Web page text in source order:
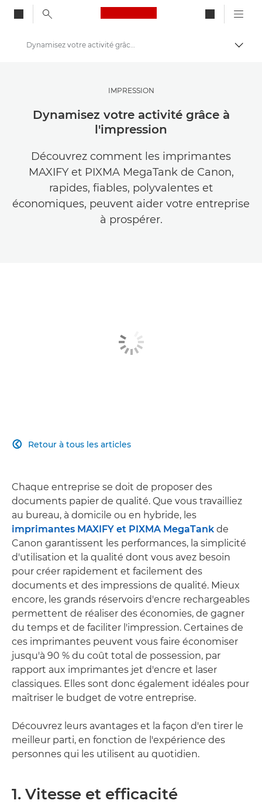
Canon Logo, back to
Trouvez l'inspiration | Conseils de photographie et d'impression et guides de l'acheteur
Des histoires à propos de photographie et de créativité
Dynamisez votre activité grâce à l'impression
IMPRESSION
Dynamisez votre activité grâce à
l'impression
Découvrez comment les imprimantes
MAXIFY et PIXMA MegaTank de Canon,
rapides, fiables, polyvalentes et
économiques, peuvent aider votre entreprise
à prospérer.
Retour à tous les articles

Chaque entreprise se doit de proposer des
documents papier de qualité. Que vous travailliez
au bureau, à domicile ou en hybride, les
imprimantes MAXIFY et PIXMA MegaTank de
Canon garantissent les performances, la simplicité
d'utilisation et la qualité dont vous avez besoin
pour créer rapidement et facilement des
documents et des impressions de qualité. Mieux
encore, les grands réservoirs d'encre rechargeables
permettent de réaliser des économies, de gagner
du temps et de faciliter l'impression. Certaines de
ces imprimantes peuvent vous faire économiser
jusqu'à 90 % du coût total de possession, par
rapport aux imprimantes jet d'encre et laser
classiques. Elles sont donc également idéales pour
maîtriser le budget de votre entreprise.
Découvrez leurs avantages et la façon d'en tirer le
meilleur parti, en fonction de l'expérience des
personnes qui les utilisent au quotidien.
1. Vitesse et efficacité